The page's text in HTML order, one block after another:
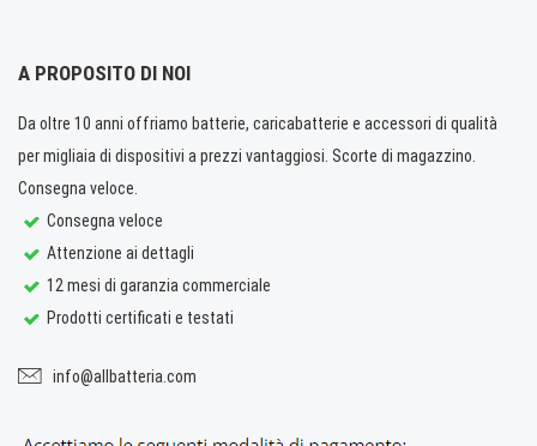
A PROPOSITO DI NOI
Da oltre 10 anni offriamo batterie, caricabatterie e accessori di qualità
per migliaia di dispositivi a prezzi vantaggiosi. Scorte di magazzino.
Consegna veloce.
Consegna veloce
Attenzione ai dettagli
12 mesi di garanzia commerciale
Prodotti certificati e testati
info@allbatteria.com